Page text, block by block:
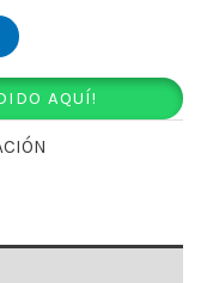
AQUÍ!